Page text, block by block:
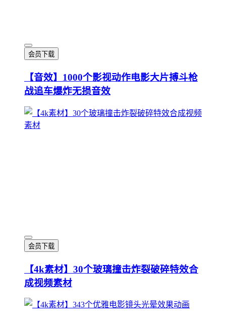
会员下载
【音效】1000个影视动作电影大片搏斗枪
战追车爆炸无损音效
会员下载
【4k素材】30个玻璃撞击炸裂破碎特效合
成视频素材